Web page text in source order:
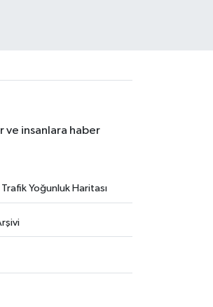
ve insanlara haber
Yoğunluk Haritası